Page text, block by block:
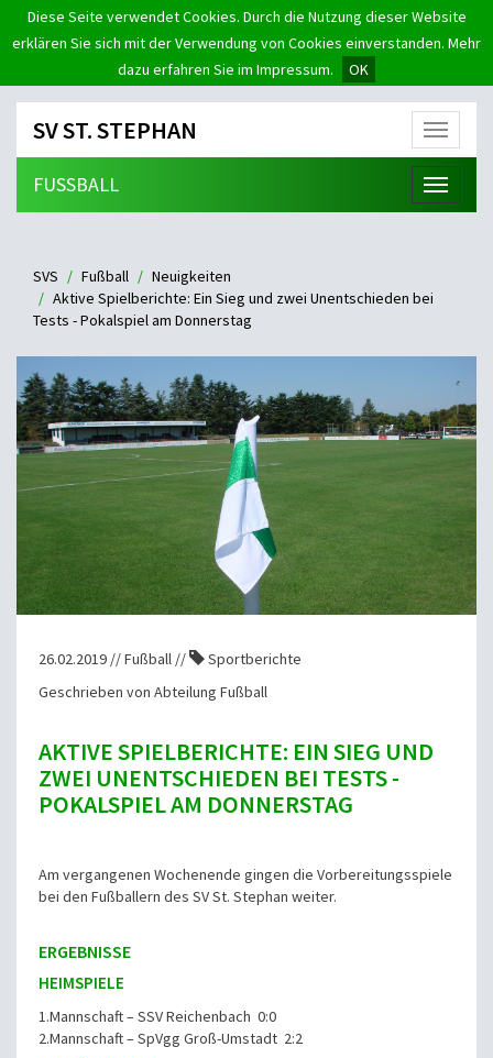
Diese Seite verwendet Cookies. Durch die Nutzung dieser Website
erklären Sie sich mit der Verwendung von Cookies einverstanden. Mehr
dazu erfahren Sie im Impressum.
OK
Menü
SV ST. STEPHAN
Menü
FUSSBALL
SVS Fußball
Neuigkeiten
Aktive Spielberichte: Ein Sieg und zwei Unentschieden bei
Tests - Pokalspiel am Donnerstag
26.02.2019 // Fußball //
Sportberichte
Geschrieben von Abteilung Fußball
AKTIVE SPIELBERICHTE: EIN SIEG UND
ZWEI UNENTSCHIEDEN BEI TESTS -
POKALSPIEL AM DONNERSTAG
Am vergangenen Wochenende gingen die Vorbereitungsspiele
bei den Fußballern des SV St. Stephan weiter.
ERGEBNISSE
HEIMSPIELE
1.Mannschaft – SSV Reichenbach 0:0
2.Mannschaft – SpVgg Groß-Umstadt 2:2